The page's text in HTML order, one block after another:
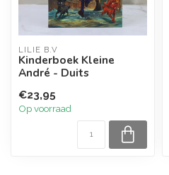
LILIE B.V
Kinderboek Kleine
André - Duits
€23,95
Op voorraad